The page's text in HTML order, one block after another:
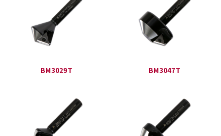
BM3029T BM3047T